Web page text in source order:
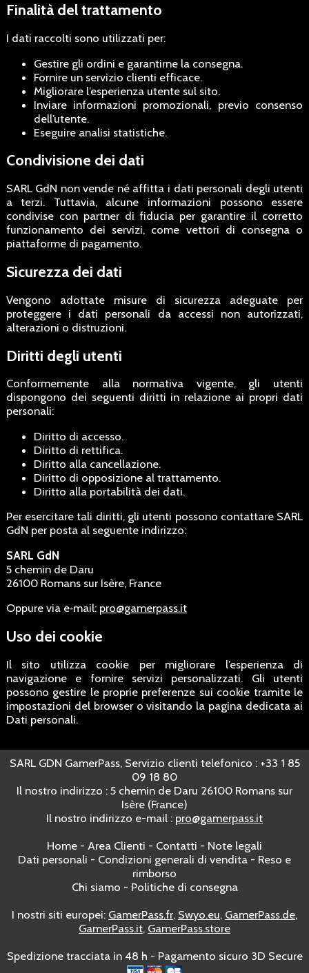
Finalità del trattamento
I dati raccolti sono utilizzati per:
Gestire gli ordini e garantirne la consegna.
Fornire un servizio clienti efficace.
Migliorare l’esperienza utente sul sito.
Inviare informazioni promozionali, previo consenso
dell’utente.
Eseguire analisi statistiche.
Condivisione dei dati
SARL GdN non vende né affitta i dati personali degli utenti
a terzi. Tuttavia, alcune informazioni possono essere
condivise con partner di fiducia per garantire il corretto
funzionamento dei servizi, come vettori di consegna o
piattaforme di pagamento.
Sicurezza dei dati
Vengono adottate misure di sicurezza adeguate per
proteggere i dati personali da accessi non autorizzati,
alterazioni o distruzioni.
Diritti degli utenti
Conformemente alla normativa vigente, gli utenti
dispongono dei seguenti diritti in relazione ai propri dati
personali:
Diritto di accesso.
Diritto di rettifica.
Diritto alla cancellazione.
Diritto di opposizione al trattamento.
Diritto alla portabilità dei dati.
Per esercitare tali diritti, gli utenti possono contattare SARL
GdN per posta al seguente indirizzo:
SARL GdN
5 chemin de Daru
26100 Romans sur Isère, France
Oppure via e‑mail: pro@gamerpass.it
Uso dei cookie
Il sito utilizza cookie per migliorare l’esperienza di
navigazione e fornire servizi personalizzati. Gli utenti
possono gestire le proprie preferenze sui cookie tramite le
impostazioni del browser o visitando la pagina dedicata ai
Dati personali.
SARL GDN GamerPass, Servizio clienti telefonico : +33 1 85
09 18 80
Il nostro indirizzo : 5 chemin de Daru 26100 Romans sur
Isère (France)
Il nostro indirizzo e-mail : pro@gamerpass.it
Home - Area Clienti - Contatti - Note legali
Dati personali - Condizioni generali di vendita - Reso e
rimborso
Chi siamo - Politiche di consegna
I nostri siti europei: GamerPass.fr, Swyo.eu, GamerPass.de,
GamerPass.it, GamerPass.store
Spedizione tracciata in 48 h - Pagamento sicuro 3D Secure